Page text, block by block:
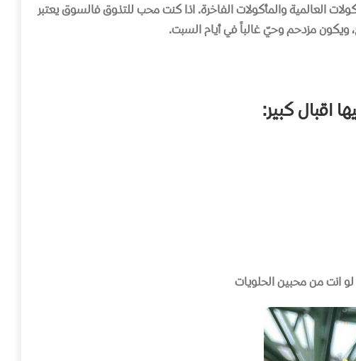
العالمية والمأكولات الفاخرة.اذا كنت محب للتذوق فالسوق يعتبر
ويكون مزدحم وحيّ غالباً في أيام السبت.
اقبالكبير:
انت من محبين الحلويات